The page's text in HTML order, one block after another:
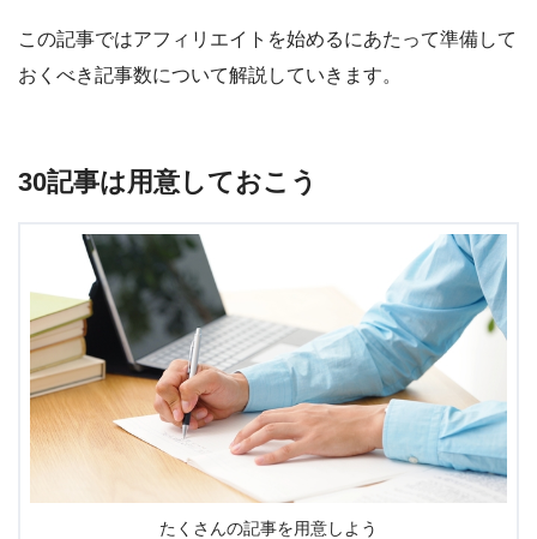
この記事ではアフィリエイトを始めるにあたって準備して
おくべき記事数について解説していきます。
30記事は用意しておこう
たくさんの記事を用意しよう